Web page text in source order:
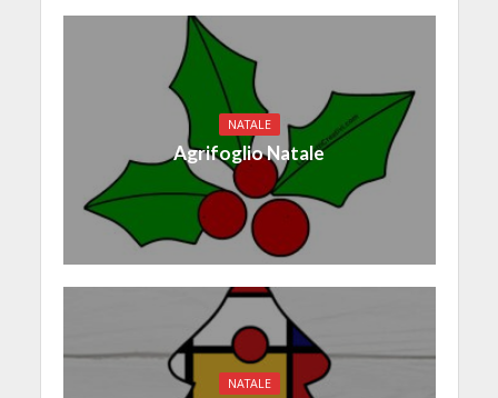
NATALE
Agrifoglio Natale
NATALE